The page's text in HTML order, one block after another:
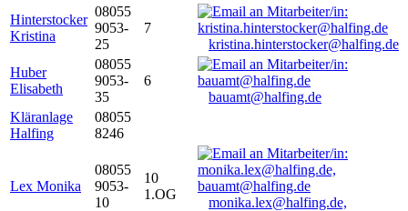
Hinterstocker
Kristina
08055
9053-
25
7
kristina.hinterstocker@halfing.de
Huber
Elisabeth
08055
9053-
35
6
bauamt@halfing.de
Kläranlage
Halfing
08055
8246
Lex Monika
08055
9053-
10
10
1.OG
monika.lex@halfing.de,